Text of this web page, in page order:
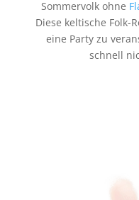
Sommervolk ohne
Diese keltische Folk-
eine Party zu
schnell